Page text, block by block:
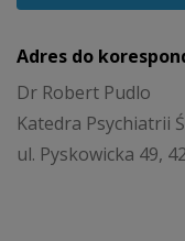
Adres do
Dr Robert Pudlo
Katedra Psychiatrii
ul. Pyskowicka 49,